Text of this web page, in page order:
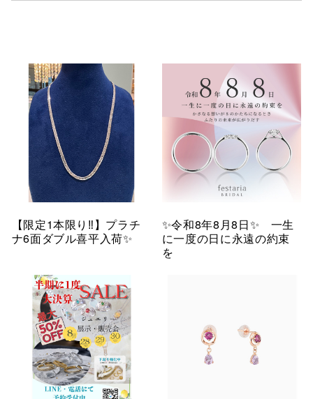
【限定1本限り‼︎】プラチ
ナ6面ダブル喜平入荷✨
✨令和8年8月8日✨ 一生
に一度の日に永遠の約束
を